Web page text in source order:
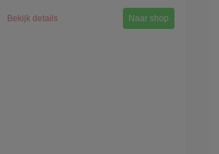
Bekijk details Naar shop